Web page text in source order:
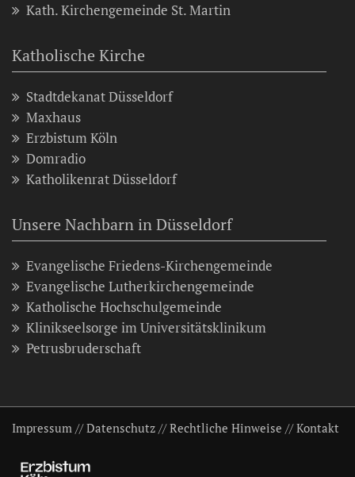
Kath. Kirchengemeinde St. Martin
Katholische Kirche
Stadtdekanat Düsseldorf
Maxhaus
Erzbistum Köln
Domradio
Katholikenrat Düsseldorf
Unsere Nachbarn in Düsseldorf
Evangelische Friedens-Kirchengemeinde
Evangelische Lutherkirchengemeinde
Katholische Hochschulgemeinde
Klinikseelsorge im Universitätsklinikum
Petrusbruderschaft
Impressum //Datenschutz //Rechtliche Hinweise //Kontakt